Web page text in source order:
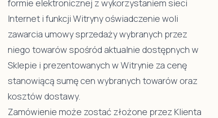
formie elektronicznej z wykorzystaniem sieci
Internet i funkcji Witryny oświadczenie woli
zawarcia umowy sprzedaży wybranych przez
niego towarów spośród aktualnie dostępnych w
Sklepie i prezentowanych w Witrynie za cenę
stanowiącą sumę cen wybranych towarów oraz
kosztów dostawy.
Zamówienie może zostać złożone przez Klienta